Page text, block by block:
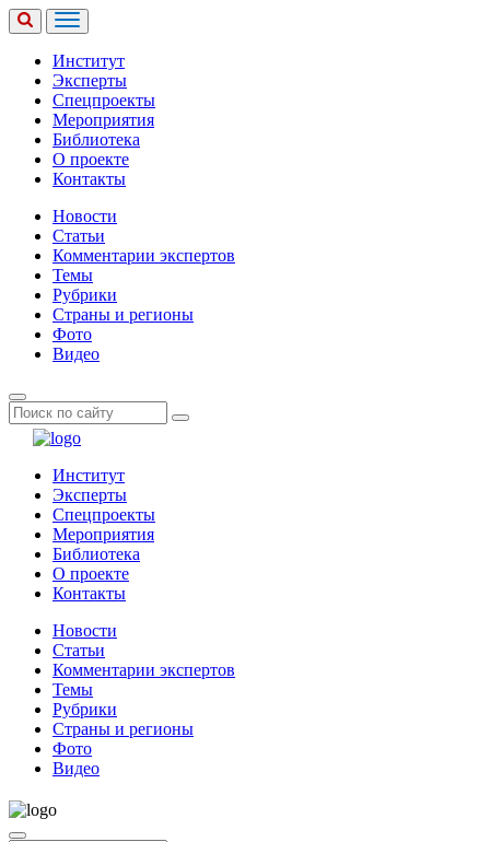
Институт
Эксперты
Спецпроекты
Мероприятия
Библиотека
О проекте
Контакты
Новости
Статьи
Комментарии экспертов
Темы
Рубрики
Страны и регионы
Фото
Видео
Институт
Эксперты
Спецпроекты
Мероприятия
Библиотека
О проекте
Контакты
Новости
Статьи
Комментарии экспертов
Темы
Рубрики
Страны и регионы
Фото
Видео